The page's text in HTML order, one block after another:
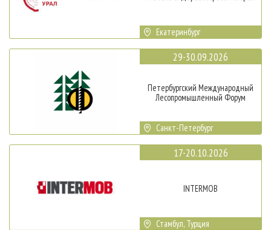
Екатеринбург
29-30.09.2026
Петербургский Международный
Лесопромышленный Форум
Санкт-Петербург
17-20.10.2026
INTERMOB
Стамбул, Турция